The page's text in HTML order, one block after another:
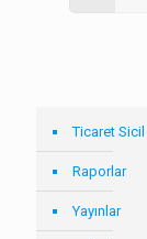
Ticaret
Raporlar
Yayınlar